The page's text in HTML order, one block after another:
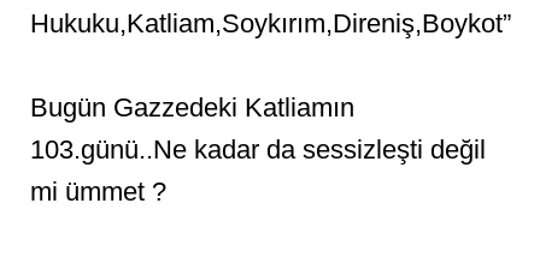
Hukuku,Katliam,Soykırım,Direniş,Boykot”
Bugün Gazzedeki Katliamın
103.günü..Ne kadar da sessizleşti değil
mi ümmet ?